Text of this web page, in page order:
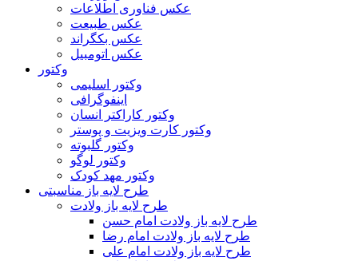
عکس فناوری اطلاعات
عکس طبیعت
عکس بکگراند
عکس اتومبیل
وکتور
وکتور اسلیمی
اینفوگرافی
وکتور کاراکتر انسان
وکتور کارت ویزیت و پوستر
وکتور گلبوته
وکتور لوگو
وکتور مهد کودک
طرح لایه باز مناسبتی
طرح لایه باز ولادت
طرح لایه باز ولادت امام حسن
طرح لایه باز ولادت امام رضا
طرح لایه باز ولادت امام علی